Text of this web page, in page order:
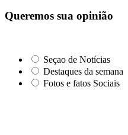
Queremos sua opinião
Seçao de Notícias
Destaques da semana
Fotos e fatos Sociais